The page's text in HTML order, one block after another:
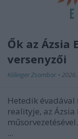
Ők az Ázsia
versenyzői
Kólinger Zsombor •
Hetedik
realityje, az
...